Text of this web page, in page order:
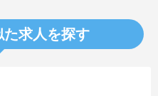
た求人を探す